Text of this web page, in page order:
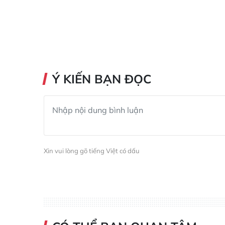
Ý KIẾN BẠN ĐỌC
Xin vui lòng gõ tiếng Việt có dấu